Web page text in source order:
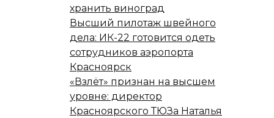
хранить виноград
Высший пилотаж швейного
дела: ИК-22 готовится одеть
сотрудников аэропорта
Красноярск
«Взлёт» признан на высшем
уровне: директор
Красноярского ТЮЗа Наталья